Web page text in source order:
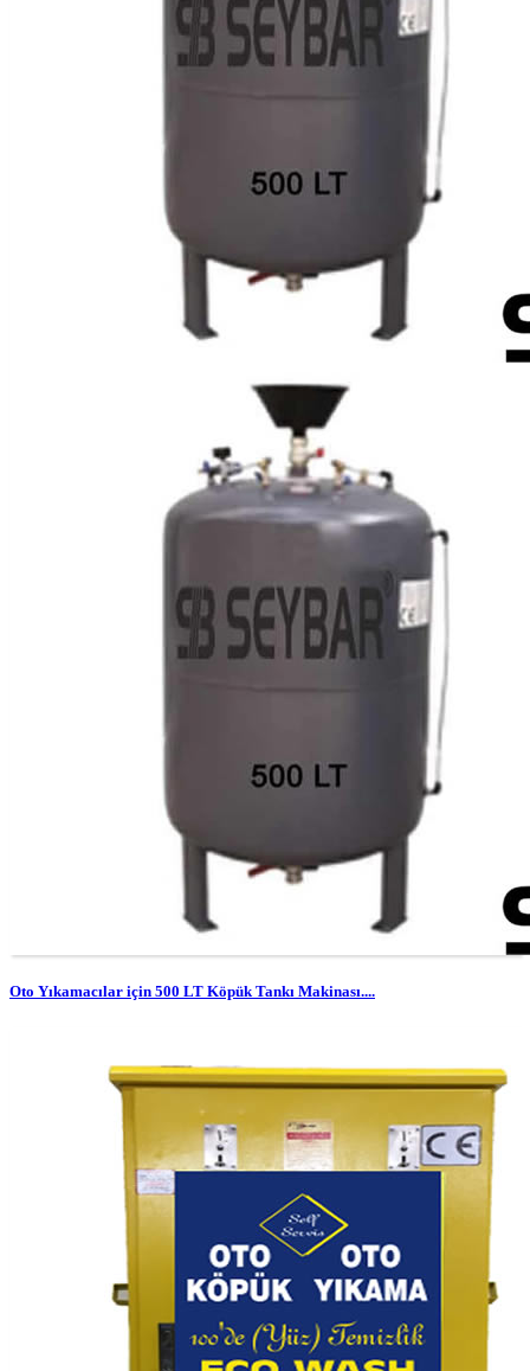
Oto Yıkamacılar için 500 LT Köpük Tankı Makinası....